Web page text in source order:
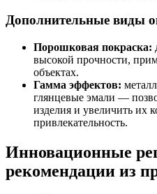
Дополнительные виды
Порошковая покраска:
высокой прочности,
объектах.
Гамма эффектов:
глянцевые эмали —
изделия и увеличить их
привлекательность.
Инновационные
рекомендации из